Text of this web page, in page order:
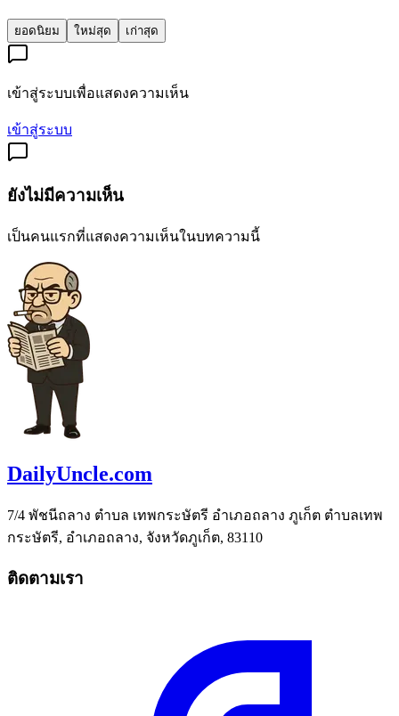
ยอดนิยม ใหม่สุด เก่าสุด
เข้าสู่ระบบเพื่อแสดงความเห็น
เข้าสู่ระบบ
ยังไม่มีความเห็น
เป็นคนแรกที่แสดงความเห็นในบทความนี้
DailyUncle.com
7/4 พัชนีถลาง ตำบล เทพกระษัตรี อำเภอถลาง ภูเก็ต ตำบลเทพ
กระษัตรี, อำเภอถลาง, จังหวัดภูเก็ต, 83110
ติดตามเรา